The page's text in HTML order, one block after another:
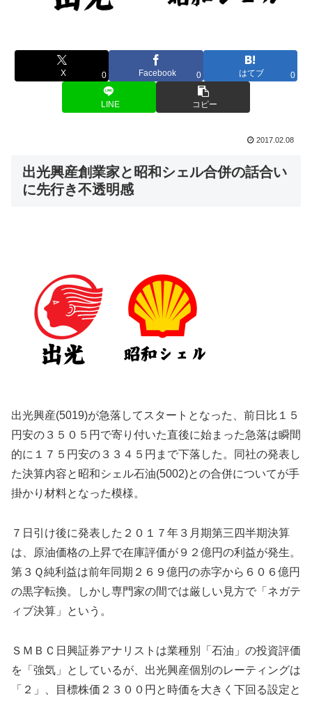
X 0 Facebook 0 はてブ 0
LINE コピー
2017.02.08
出光興産創業家と昭和シェル合併の話合い
に先行き不透明感
出光興産(5019)が急落してスタートとなった、前日比１５
円安の３５０５円で寄り付いた直後に始まった急落は瞬間
的に１７５円安の３３４５円まで下落した。同社の発表し
た決算内容と昭和シェル石油(5002)との合併についてが手
掛かり材料となった模様。
７日引け後に発表した２０１７年３月期第三四半期決算
は、原油価格の上昇で在庫評価が９２億円の利益が発生。
第３Ｑ純利益は前年同期２６９億円の赤字から６０６億円
の黒字転換。しかし専門家の間では厳しい見方で「ネガテ
ィブ決算」という。
ＳＭＢＣ日興証券アナリストは業種別「石油」の投資評価
を「強気」としているが、出光興産個別のレーティングは
「２」、目標株価２３００円と時価を大きく下回る設定と